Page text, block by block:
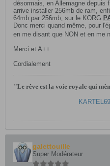
désormais, en Allemagne depuis
arrive installer 256mb de ram,
64mb par 256mb, sur le KORG
Donc merci quand même, pour
en me disant que NON et en me
Merci et A++
Cordialement
''Le rêve est la voie royale qui
galettouille
Super Modérateur